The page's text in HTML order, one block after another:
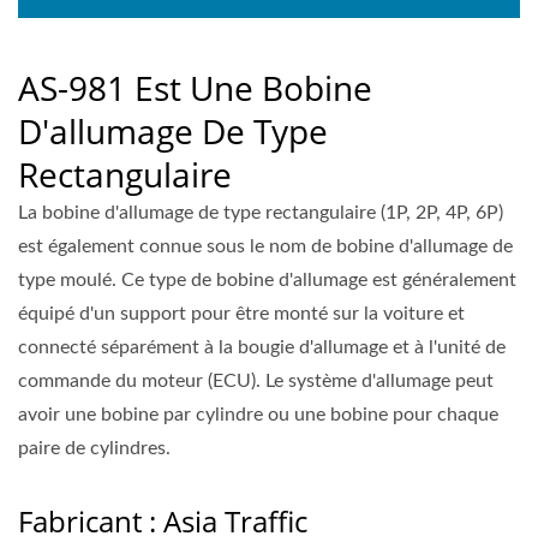
AS-981 Est Une Bobine
D'allumage De Type
Rectangulaire
La bobine d'allumage de type rectangulaire (1P, 2P, 4P, 6P)
est également connue sous le nom de bobine d'allumage de
type moulé. Ce type de bobine d'allumage est généralement
équipé d'un support pour être monté sur la voiture et
connecté séparément à la bougie d'allumage et à l'unité de
commande du moteur (ECU). Le système d'allumage peut
avoir une bobine par cylindre ou une bobine pour chaque
paire de cylindres.
Fabricant : Asia Traffic